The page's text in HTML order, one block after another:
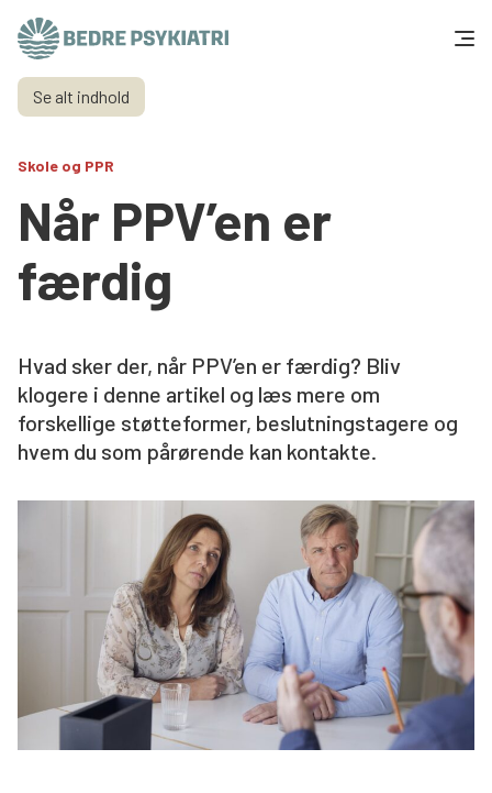
Skip to content
Få hjælp
Tal og fakta
Om os
Vær med
Presse og politik
Støt os
Se alt indhold
Skole og PPR
Når PPV’en er
færdig
Hvad sker der, når PPV’en er færdig? Bliv
klogere i denne artikel og læs mere om
forskellige støtteformer, beslutningstagere og
hvem du som pårørende kan kontakte.